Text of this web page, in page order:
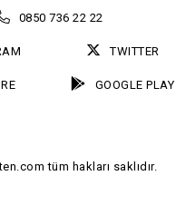
0850 736 22 22
TWITTER
GOOGLE PLAY
tüm hakları saklıdır.